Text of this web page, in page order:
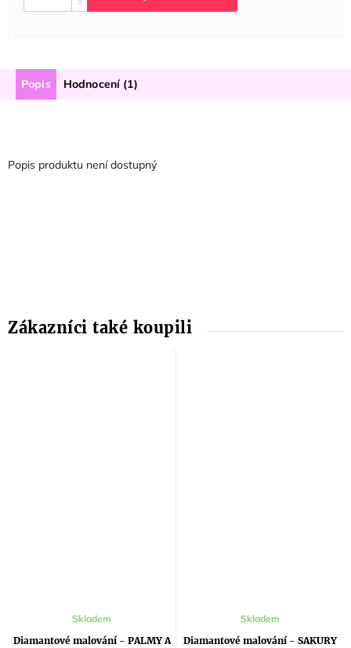
Popis Hodnocení (1)
Popis produktu není dostupný
Diamantové malování - PALMY A
Skladem
Diamantové malování - SAKURY
Skladem